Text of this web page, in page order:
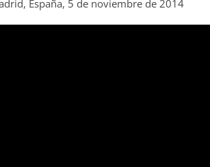
España, 5 de noviembre de 2014